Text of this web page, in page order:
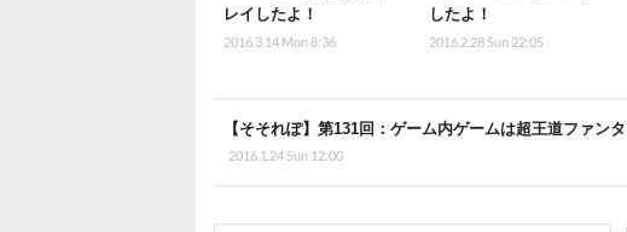
レイしたよ！
2016.3.14 Mon 8:36
したよ！
2016.2.28 Sun 22:05
【そそれぽ】第131回：ゲーム内ゲームは超王道ファン
2016.1.24 Sun 12:00